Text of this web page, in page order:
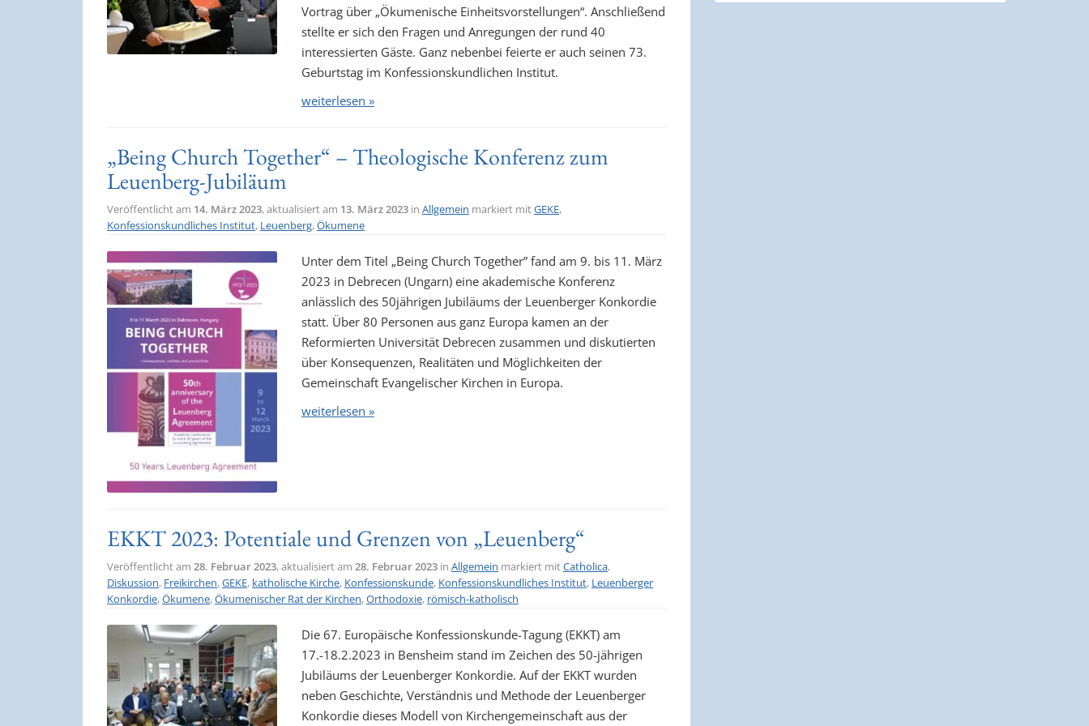
Vortrag über „Ökumenische Einheitsvorstellungen“. Anschließend
stellte er sich den Fragen und Anregungen der rund 40
interessierten Gäste. Ganz nebenbei feierte er auch seinen 73.
Geburtstag im Konfessionskundlichen Institut.
weiterlesen »
„Being Church Together“ – Theologische Konferenz zum
Leuenberg-Jubiläum
Veröffentlicht am 14. März 2023, aktualisiert am 13. März 2023 in Allgemein markiert mitGEKE,
Konfessionskundliches Institut, Leuenberg,Ökumene
Unter dem Titel „Being Church Together” fand am 9. bis 11. März
2023 in Debrecen (Ungarn) eine akademische Konferenz
anlässlich des 50jährigen Jubiläums der Leuenberger Konkordie
statt. Über 80 Personen aus ganz Europa kamen an der
Reformierten Universität Debrecen zusammen und diskutierten
über Konsequenzen, Realitäten und Möglichkeiten der
Gemeinschaft Evangelischer Kirchen in Europa.
weiterlesen »
EKKT 2023: Potentiale und Grenzen von „Leuenberg“
Veröffentlicht am 28. Februar 2023, aktualisiert am 28. Februar 2023 in Allgemein markiert mitCatholica,
Diskussion, Freikirchen,GEKE, katholische Kirche, Konfessionskunde, Konfessionskundliches Institut, Leuenberger
Konkordie,Ökumene,Ökumenischer Rat der Kirchen,Orthodoxie, römisch-katholisch
Die 67. Europäische Konfessionskunde-Tagung (EKKT) am
17.-18.2.2023 in Bensheim stand im Zeichen des 50-jährigen
Jubiläums der Leuenberger Konkordie. Auf der EKKT wurden
neben Geschichte, Verständnis und Methode der Leuenberger
Konkordie dieses Modell von Kirchengemeinschaft aus der